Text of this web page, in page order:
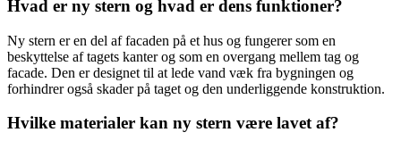
Hvad er ny stern og hvad er dens funktioner?
Ny stern er en del af facaden på et hus og fungerer som en
beskyttelse af tagets kanter og som en overgang mellem tag og
facade. Den er designet til at lede vand væk fra bygningen og
forhindrer også skader på taget og den underliggende konstruktion.
Hvilke materialer kan ny stern være lavet af?